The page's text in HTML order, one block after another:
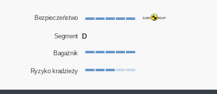
Bezpieczeństwo
Segment D
Bagażnik
Ryzyko kradzieży